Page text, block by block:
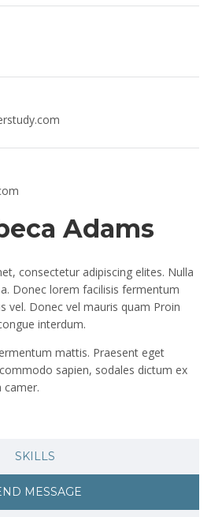
Adams
consectetur adipiscing elites. Nulla
Donec lorem facilisis fermentum
vel. Donec vel mauris quam Proin
interdum.
mattis. Praesent eget
sapien, sodales dictum ex
camer.
SKILLS
MESSAGE